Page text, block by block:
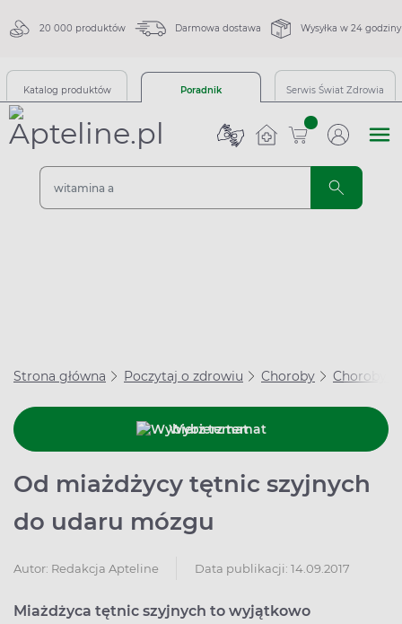
20 000 produktów Darmowa dostawa Wysyłka w 24 godziny
Katalog produktów Poradnik Serwis Świat Zdrowia
sztuk
Strona główna Poczytaj o zdrowiu Choroby Choroby
Wybierz temat
Od miażdżycy tętnic szyjnych
do udaru mózgu
Autor: Redakcja Apteline Data publikacji: 14.09.2017
Miażdżyca tętnic szyjnych to wyjątkowo